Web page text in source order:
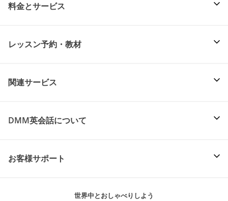
料金とサービス
レッスン予約・教材
関連サービス
DMM英会話について
お客様サポート
世界中とおしゃべりしよう